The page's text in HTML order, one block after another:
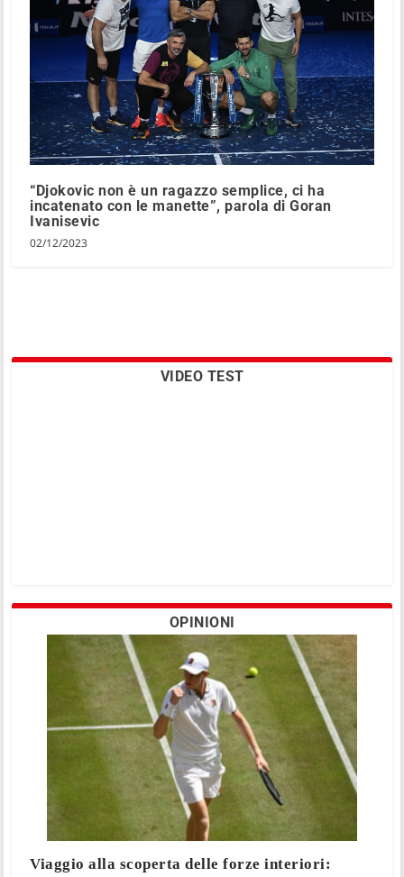
“Djokovic non è un ragazzo semplice, ci ha
incatenato con le manette”, parola di Goran
Ivanisevic
02/12/2023
VIDEO TEST
OPINIONI
Viaggio alla scoperta delle forze interiori: